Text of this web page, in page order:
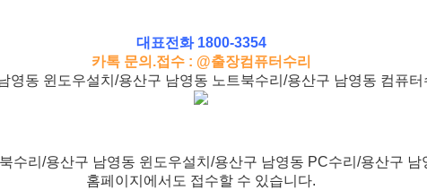
대표전화 1800-3354
카톡 문의.접수 : @출장컴퓨터수리
영동 윈도우설치/용산구 남영동 노트북수리/용산구 남영동 컴퓨터
수리/용산구 남영동 윈도우설치/용산구 남영동 PC수리/용산구 남
홈페이지에서도 접수할 수 있습니다.